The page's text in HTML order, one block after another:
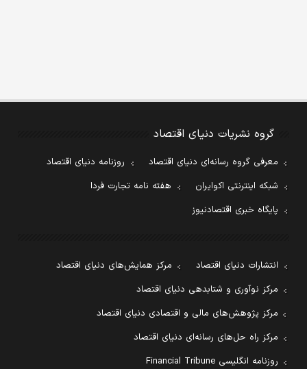
گروه نشریات دنیای اقتصاد
معرفی گروه رسانه‌ای دنیای اقتصاد
روزنامه دنیای اقتصاد
شبکه اینترنتی اکوایران
هفته نامه تجارت فردا
پایگاه خبری اقتصادنیوز
انتشارات دنیای اقتصاد
مرکز همایش‌های دنیای اقتصاد
مرکز نوآوری و شتابدهی دنیای اقتصاد
مرکز پژوهش‌های مالی و اقتصادی دنیای اقتصاد
مرکز راه حل‌های رسانه‌ای دنیای اقتصاد
روزنامه انگلیسی Financial Tribune